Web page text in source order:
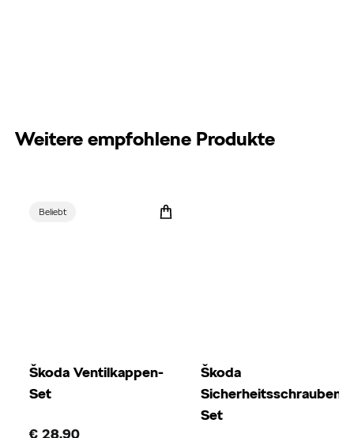
Weitere empfohlene Produkte
Beliebt
Škoda Ventilkappen-
Set
€ 28,90
Škoda
Sicherheitsschrauben-
Set